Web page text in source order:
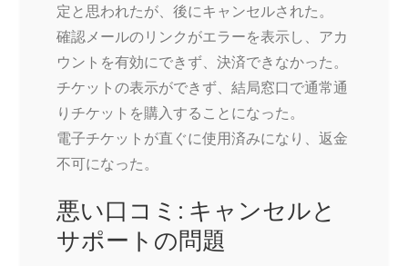
定と思われたが、後にキャンセルされた。
確認メールのリンクがエラーを表示し、アカ
ウントを有効にできず、決済できなかった。
チケットの表示ができず、結局窓口で通常通
りチケットを購入することになった。
電子チケットが直ぐに使用済みになり、返金
不可になった。
悪い口コミ: キャンセルと
サポートの問題